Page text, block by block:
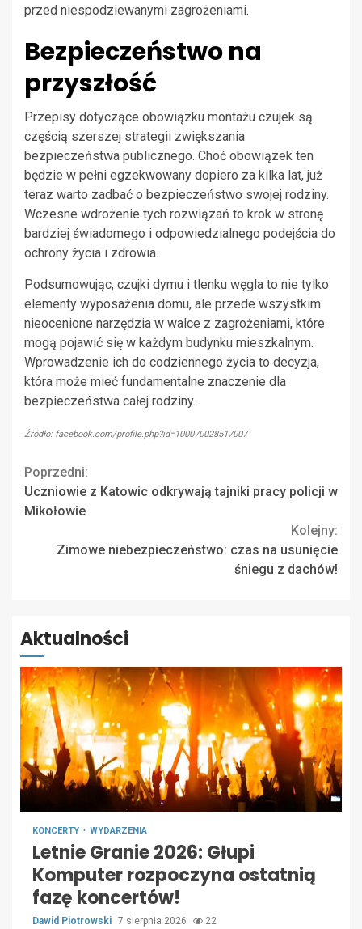
przed niespodziewanymi zagrożeniami.
Bezpieczeństwo na
przyszłość
Przepisy dotyczące obowiązku montażu czujek są
częścią szerszej strategii zwiększania
bezpieczeństwa publicznego. Choć obowiązek ten
będzie w pełni egzekwowany dopiero za kilka lat, już
teraz warto zadbać o bezpieczeństwo swojej rodziny.
Wczesne wdrożenie tych rozwiązań to krok w stronę
bardziej świadomego i odpowiedzialnego podejścia do
ochrony życia i zdrowia.
Podsumowując, czujki dymu i tlenku węgla to nie tylko
elementy wyposażenia domu, ale przede wszystkim
nieocenione narzędzia w walce z zagrożeniami, które
mogą pojawić się w każdym budynku mieszkalnym.
Wprowadzenie ich do codziennego życia to decyzja,
która może mieć fundamentalne znaczenie dla
bezpieczeństwa całej rodziny.
Źródło: facebook.com/profile.php?id=100070028517007
Continue
Reading
Poprzedni:
Uczniowie z Katowic odkrywają tajniki pracy policji w
Mikołowie
Kolejny:
Zimowe niebezpieczeństwo: czas na usunięcie
śniegu z dachów!
Aktualności
KONCERTY WYDARZENIA
Letnie Granie 2026: Głupi
Komputer rozpoczyna ostatnią
fazę koncertów!
Dawid Piotrowski 7 sierpnia 2026 22